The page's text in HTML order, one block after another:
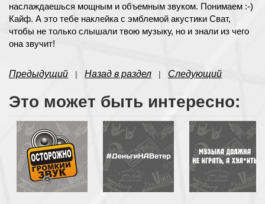
наслаждаешься мощным и объемным звуком. Понимаем :-)
Кайф. А это тебе наклейка с эмблемой акустики Сват,
чтобы не только слышали твою музыку, но и знали из чего
она звучит!
Предыдущий | Назад в раздел | Следующий
Это может быть интересно: